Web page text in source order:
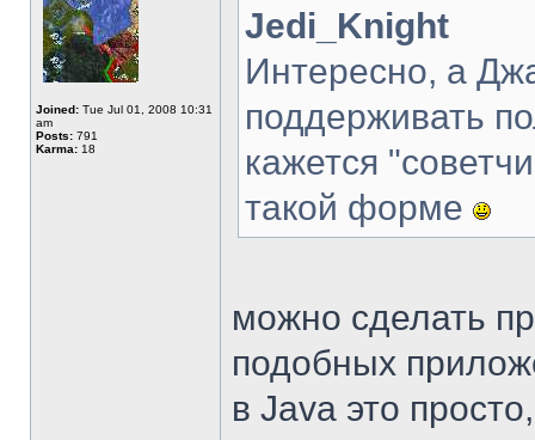
Joined: Tue Jul 01, 2008 10:31
am
Posts: 791
Karma: 18
Jedi_Knight
Интересно, а
поддерживать
кажется
такой форме
можно сделать
подобных
в Java это